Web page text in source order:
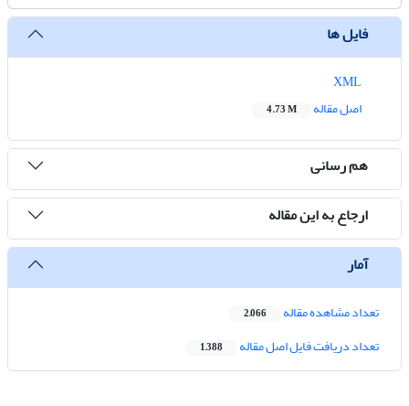
فایل ها
اصل مقاله
4.73 M
هم رسانی
ارجاع به این مقاله
آمار
تعداد مشاهده مقاله 2,066
تعداد دریافت فایل اصل مقاله 1,388